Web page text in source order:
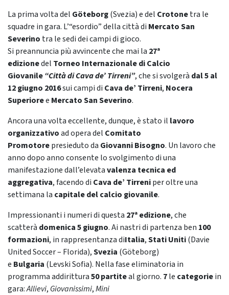
La prima volta del Göteborg(Svezia) e del Crotonetra le
squadre in gara. L’“esordio” della città di Mercato San
Severino tra le sedi dei campi di gioco.
Si preannuncia più avvincente che mai la 27ª
edizionedel Torneo Internazionale di Calcio
Giovanile“Città di Cava de’ Tirreni”, che si svolgerà dal 5 al
12 giugno 2016sui campi di Cava de’ Tirreni, Nocera
Superioree Mercato San Severino.
Ancora una volta eccellente, dunque, è stato il lavoro
organizzativoad opera del Comitato
Promotorepresieduto da Giovanni Bisogno. Un lavoro che
anno dopo anno consente lo svolgimento di una
manifestazione dall’elevatavalenza tecnica ed
aggregativa, facendo di Cava de’ Tirreniper oltre una
settimana la capitale del calcio giovanile.
Impressionanti i numeri di questa 27ª edizione, che
scatterà domenica 5 giugno. Ai nastri di partenza ben 100
formazioni, in rappresentanza diItalia,Stati Uniti(Davie
United Soccer – Florida),Svezia (Göteborg)
e Bulgaria (Levski Sofia). Nella fase eliminatoria in
programma addirittura50 partiteal giorno. 7le categoriein
gara:Allievi, Giovanissimi,Mini